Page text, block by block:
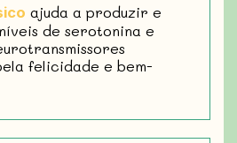
ajuda a produzir e
de serotonina e
felicidade e bem-